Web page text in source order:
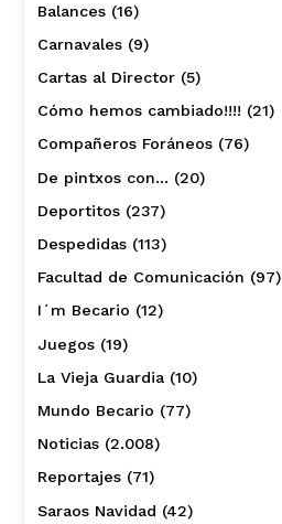
Balances(16)
Carnavales(9)
Cartas al Director(5)
Cómo hemos cambiado!!!! (21)
Compañeros Foráneos(76)
De pintxos con… (20)
Deportitos(237)
Despedidas(113)
Facultad de Comunicación (97)
I´m Becario (12)
Juegos(19)
La Vieja Guardia(10)
Mundo Becario (77)
Noticias(2.008)
Reportajes(71)
Saraos Navidad (42)